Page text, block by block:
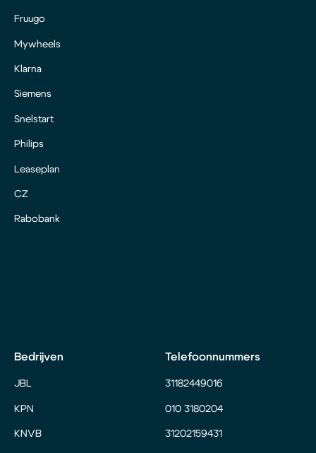
Fruugo
Mywheels
Klarna
Siemens
Snelstart
Philips
Leaseplan
CZ
Rabobank
Bedrijven
JBL
KPN
KNVB
Telefoonnummers
31182449016
010 3180204
31202159431